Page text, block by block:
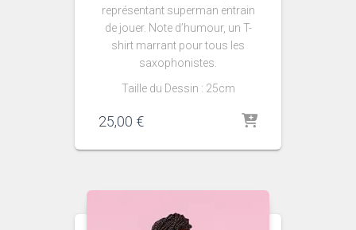
représentant superman entrain
de jouer. Note d’humour, un T-
shirt marrant pour tous les
saxophonistes.
Taille du Dessin : 25cm
25,00 €